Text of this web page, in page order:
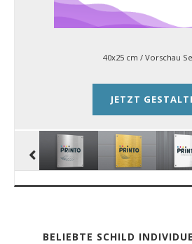
40x25 cm / Vorschau
JETZT
BELIEBTE SCHILD